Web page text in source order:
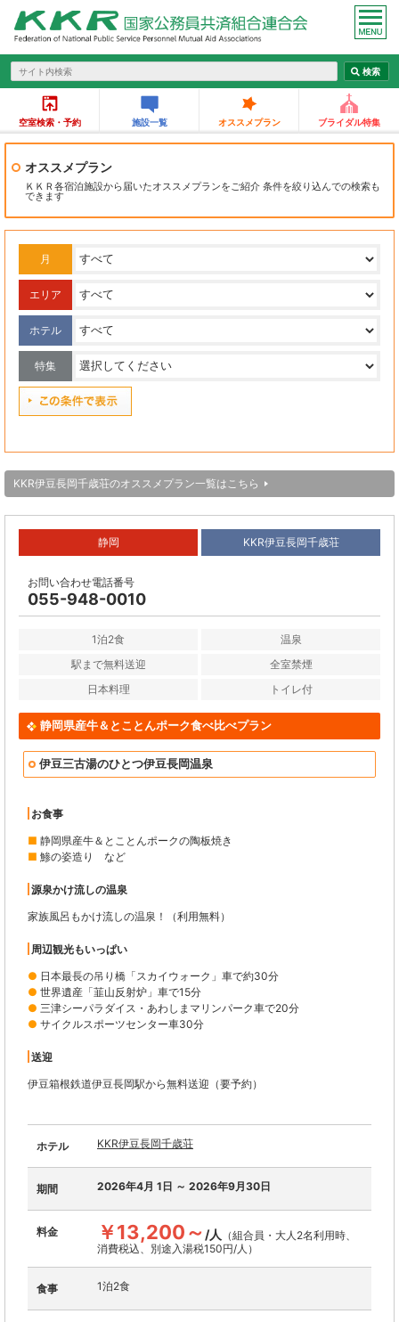
空室検索・予約 施設一覧 オススメプラン ブライダル特集
オススメプラン
ＫＫＲ各宿泊施設から届いたオススメプランをご紹介 条件を絞り込んでの検索も
できます
月
エリア
ホテル
特集
KKR伊豆長岡千歳荘のオススメプラン一覧はこちら
静岡 KKR伊豆長岡千歳荘
お問い合わせ電話番号
055-948-0010
1泊2食 温泉
駅まで無料送迎 全室禁煙
日本料理 トイレ付
静岡県産牛＆とことんポーク食べ比べプラン
伊豆三古湯のひとつ伊豆長岡温泉
お食事
■ 静岡県産牛＆とことんポークの陶板焼き
■ 鯵の姿造り など
源泉かけ流しの温泉
家族風呂もかけ流しの温泉！（利用無料）
周辺観光もいっぱい
● 日本最長の吊り橋「スカイウォーク」車で約30分
● 世界遺産「韮山反射炉」車で15分
● 三津シーパラダイス・あわしまマリンパーク車で20分
● サイクルスポーツセンター車30分
送迎
伊豆箱根鉄道伊豆長岡駅から無料送迎（要予約）
ホテル KKR伊豆長岡千歳荘
期間 2026年4月 1日 ～ 2026年9月30日
料金 ￥13,200～ /人
（組合員・大人2名利用時、
消費税込、別途入湯税150円/人）
食事 1泊2食